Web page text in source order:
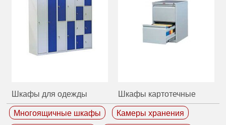
Шкафы для одежды Шкафы картотечные
Многоящичные шкафы Камеры хранения